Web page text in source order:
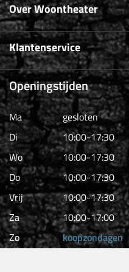
Over Woontheater
Klantenservice
Openingstijden
Ma
gesloten
Di
10:00-17:30
Wo
10:00-17:30
Do
10:00-17:30
Vrij
10:00-17:30
Za
10:00-17:00
Zo
koopzondagen